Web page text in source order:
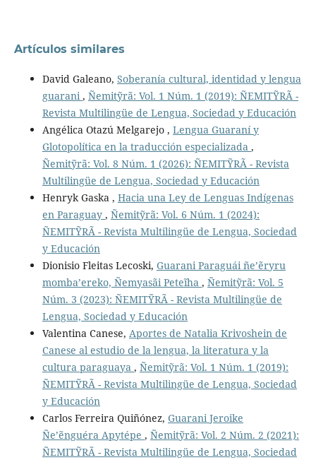
Artículos similares
David Galeano, Soberanía cultural, identidad y lengua
guarani, Ñemitỹrã: Vol. 1 Núm. 1 (2019): ÑEMITỸRÃ -
Revista Multilingüe de Lengua, Sociedad y Educación
Angélica Otazú Melgarejo , Lengua Guaraní y
Glotopolítica en la traducción especializada ,
Ñemitỹrã: Vol. 8 Núm. 1 (2026): ÑEMITỸRÃ - Revista
Multilingüe de Lengua, Sociedad y Educación
Henryk Gaska , Hacia una Ley de Lenguas Indígenas
en Paraguay , Ñemitỹrã: Vol. 6 Núm. 1 (2024):
ÑEMITỸRÃ - Revista Multilingüe de Lengua, Sociedad
y Educación
Dionisio Fleitas Lecoski, Guarani Paraguái ñe’ẽryru
momba’ereko, Ñemyasãi Peteĩha , Ñemitỹrã: Vol. 5
Núm. 3 (2023): ÑEMITỸRÃ - Revista Multilingüe de
Lengua, Sociedad y Educación
Valentina Canese, Aportes de Natalia Krivoshein de
Canese al estudio de la lengua, la literatura y la
cultura paraguaya , Ñemitỹrã: Vol. 1 Núm. 1 (2019):
ÑEMITỸRÃ - Revista Multilingüe de Lengua, Sociedad
y Educación
Carlos Ferreira Quiñónez, Guarani Jeroike
Ñe’ẽnguéra Apytépe , Ñemitỹrã: Vol. 2 Núm. 2 (2021):
ÑEMITỸRÃ - Revista Multilingüe de Lengua, Sociedad